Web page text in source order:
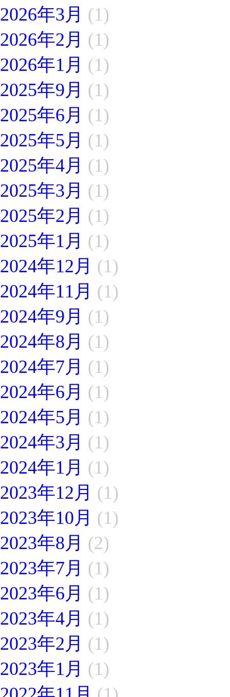
2026年3月 (1)
2026年2月 (1)
2026年1月 (1)
2025年9月 (1)
2025年6月 (1)
2025年5月 (1)
2025年4月 (1)
2025年3月 (1)
2025年2月 (1)
2025年1月 (1)
2024年12月 (1)
2024年11月 (1)
2024年9月 (1)
2024年8月 (1)
2024年7月 (1)
2024年6月 (1)
2024年5月 (1)
2024年3月 (1)
2024年1月 (1)
2023年12月 (1)
2023年10月 (1)
2023年8月 (2)
2023年7月 (1)
2023年6月 (1)
2023年4月 (1)
2023年2月 (1)
2023年1月 (1)